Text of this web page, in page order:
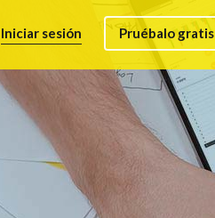
Iniciar sesión Pruébalo gratis